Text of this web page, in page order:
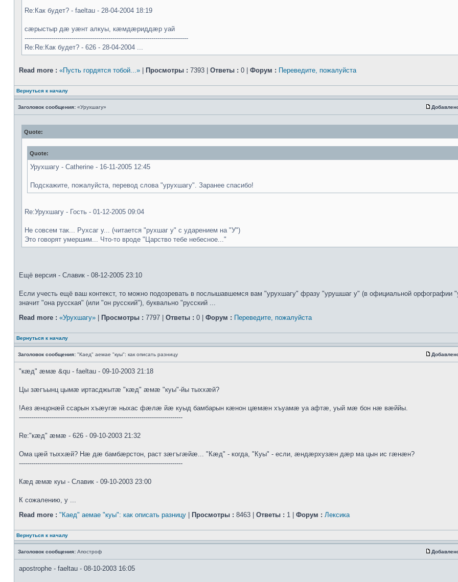
Re:Как будет? - faeltau - 28-04-2004 18:19
cæрыстыр дæ уæнт алкуы, кæмдæриддæр уай
--------------------------------------------------------------------------------
Re:Re:Как будет? - 626 - 28-04-2004 ...
Read more : «Пусть гордятся тобой...» Просмотры : 7393 | Ответы : 0 | Форум : Переведите, пожалуйста
Вернуться к началу
Заголовок сообщения: «Урухшагу»
Quote:
Quote:
Урухшагу - Catherine - 16-11-2005 12:45
Подскажите, пожалуйста, перевод слова "урухшагу". Заранее спасибо!
Re:Урухшагу - Гость - 01-12-2005 09:04
Не совсем так... Рухсаг у... (читается "рухшаг у" с ударением на "У")
Это говорят умершим... Что-то вроде "Царство тебе небесное..."
Ещё версия - Славик - 08-12-2005 23:10
Если учесть ещё ваш контекст, то можно подозревать в послышавшемся вам "урухшагу" фразу "урушшаг у" (в официальной орфографии
значит "она русская" (или "он русский"), буквально "русский ...
Read more : «Урухшагу» Просмотры : 7797 | Ответы : 0 | Форум : Переведите, пожалуйста
Вернуться к началу
Заголовок сообщения: "Каед" аемае "куы": как описать разницу
"кæд" æмæ &qu - faeltau - 09-10-2003 21:18
Цы зæгъынц цымæ иртасджытæ "кæд" æмæ "куы"-йы тыххæй?
!Аез æнцонæй ссарын хъæугæ ныхас фæлæ йæ куыд бамбарын кæнон цæмæн хъуамæ уа афтæ, уый мæ бон нæ вæййы.
--------------------------------------------------------------------------------
Re:"кæд" æмæ - 626 - 09-10-2003 21:32
Ома цæй тыххæй? Нæ дæ бамбæрстон, раст зæгъгæйæ... "Кæд" - когда, "Куы" - если, æндæрхузæн дæр ма цын ис гæнæн?
--------------------------------------------------------------------------------
Кæд æмæ куы - Славик - 09-10-2003 23:00
К сожалению, у ...
Read more : "Каед" аемае "куы": как описать разницу Просмотры : 8463 | Ответы : 1 | Форум : Лексика
Вернуться к началу
Заголовок сообщения: Апостроф
apostrophe - faeltau - 08-10-2003 16:05